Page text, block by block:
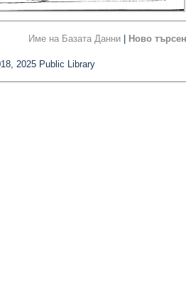
Име на Базата Данни Ново
2025 Public Library